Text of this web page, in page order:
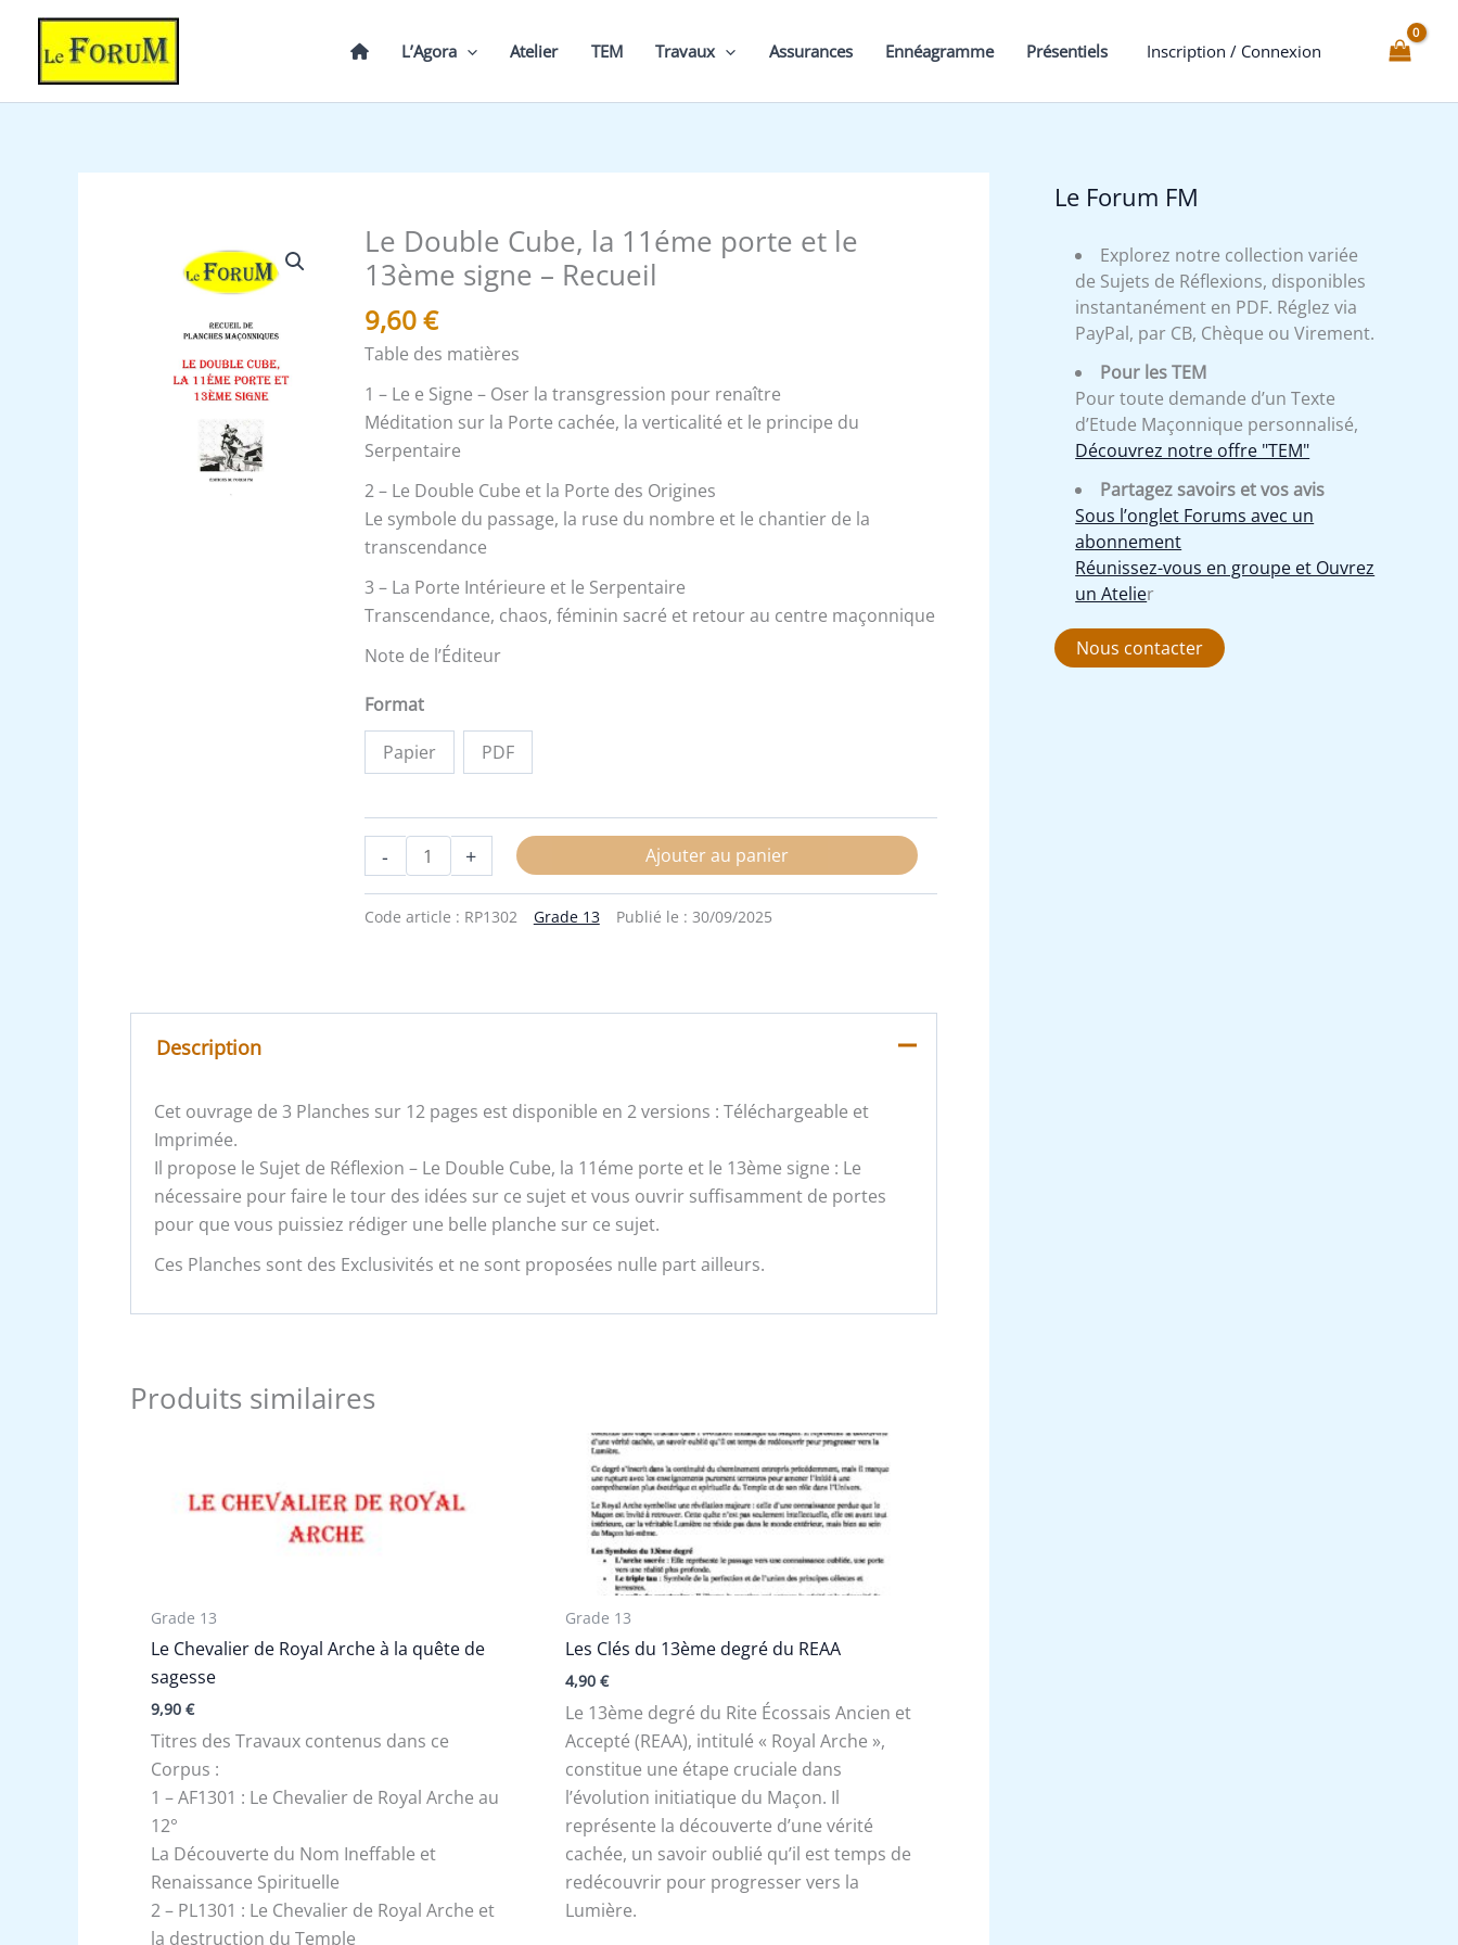
contenu
L’Agora Atelier TEM Travaux Assurances Ennéagramme Présentiels Inscription / Connexion
Le Double Cube, la 11éme porte et le
13ème signe – Recueil
9,60€
Table des matières
1 – Le e Signe – Oser la transgression pour renaître
Méditation sur la Porte cachée, la verticalité et le principe du
Serpentaire
2 – Le Double Cube et la Porte des Origines
Le symbole du passage, la ruse du nombre et le chantier de la
transcendance
3 – La Porte Intérieure et le Serpentaire
Transcendance, chaos, féminin sacré et retour au centre maçonnique
Note de l’Éditeur
Format
Papier PDF
-
quantité
de
Double
Cube,
11éme
porte
et
le
13ème
signe
-
Recueil
+ Ajouter au panier
Code article : RP1302 Grade 13 Publié le : 30/09/2025
Description
Cet ouvrage de 3 Planches sur 12 pages est disponible en 2 versions : Téléchargeable et
Imprimée.
Il propose le Sujet de Réflexion – Le Double Cube, la 11éme porte et le 13ème signe : Le
nécessaire pour faire le tour des idées sur ce sujet et vous ouvrir suffisamment de portes
pour que vous puissiez rédiger une belle planche sur ce sujet.
Ces Planches sont des Exclusivités et ne sont proposées nulle part ailleurs.
Produits similaires
Grade 13
Le Chevalier de Royal Arche à la quête de
sagesse
9,90€
Titres des Travaux contenus dans ce
Corpus :
1 – AF1301 : Le Chevalier de Royal Arche au
12°
La Découverte du Nom Ineffable et
Renaissance Spirituelle
2 – PL1301 : Le Chevalier de Royal Arche et
la destruction du Temple
Grade 13
Les Clés du 13ème degré du REAA
4,90€
Le 13ème degré du Rite Écossais Ancien et
Accepté (REAA), intitulé « Royal Arche »,
constitue une étape cruciale dans
l’évolution initiatique du Maçon. Il
représente la découverte d’une vérité
cachée, un savoir oublié qu’il est temps de
redécouvrir pour progresser vers la
Lumière.
Le Forum FM
Explorez notre collection variée
de Sujets de Réflexions, disponibles
instantanément en PDF. Réglez via
PayPal, par CB, Chèque ou Virement.
Pour les TEM
Pour toute demande d’un Texte
d’Etude Maçonnique personnalisé,
Découvrez notre offre "TEM"
Partagez savoirs et vos avis
Sous l’onglet Forums avec un
abonnement
Réunissez-vous en groupe et Ouvrez
un Atelier
Nous contacter